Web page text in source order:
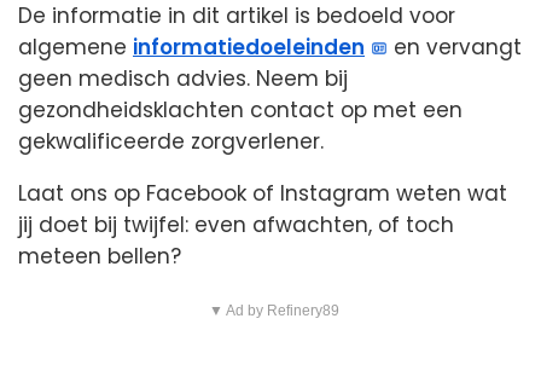
De informatie in dit artikel is bedoeld voor
algemene informatiedoeleinden
en vervangt
geen medisch advies. Neem bij
gezondheidsklachten contact op met een
gekwalificeerde zorgverlener.
Laat ons op Facebook of Instagram weten wat
jij doet bij twijfel: even afwachten, of toch
meteen bellen?
▼ Ad by Refinery89